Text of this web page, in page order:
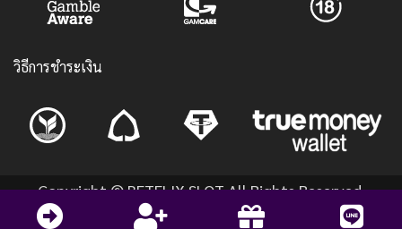
วิธีการชำระเงิน
Copyright © BETFLIX SLOT All Rights Reserved.